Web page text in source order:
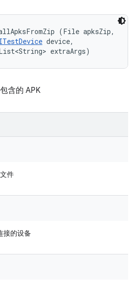
(File apksZip,
device,
extraArgs)
含的 APK
件
接的设备